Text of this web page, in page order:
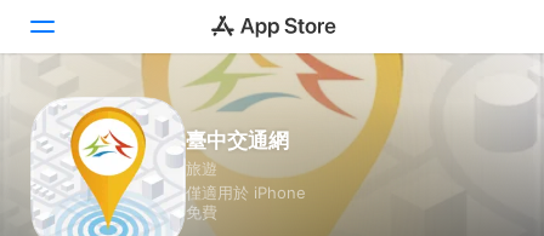
Today
遊戲
App
臺中交通網
旅遊
僅適用於 iPhone
免費